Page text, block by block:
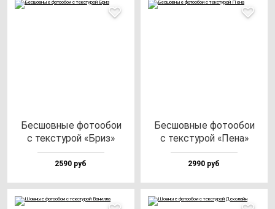
Бес­шов­ные фо­то­обои
с тек­сту­рой «Бриз»
2590 руб
Бес­шов­ные фо­то­обои
с тек­сту­рой «Пена»
2990 руб